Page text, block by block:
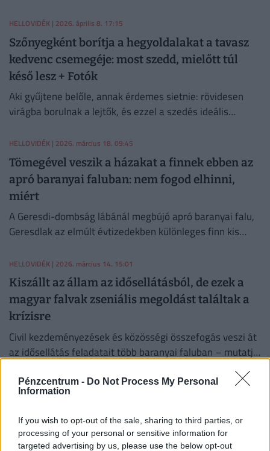
Pénzcentrum - Do Not Process My Personal
Information
If you wish to opt-out of the sale, sharing to third parties, or
processing of your personal or sensitive information for
targeted advertising by us, please use the below opt-out
HELLOVIDÉK | 2026. április 8. 17:15
Szőnyegként borítja a hegyoldalakat a tavasz
kedvenc csemegéje: most szedd, mielőtt túl
késő lesz + Fotók
Aki gyűjtene belőle, annak érdemes sietnie: rövidesen
virágba borulnak a lejtők, és ezzel a szedés ideális
HELLOVIDÉK | 2026. március 18. 09:45
Tömegével veszik a házakat a finnek ebben az
apró baranyai faluban: nem fogod elhinni,
miért
A Geresdi-dombság lábánál megbújó apró baranyai falu,
Geresdlak az elmúlt évtizedekben különleges finn kis
HELLOVIDÉK | 2026. március 14. 15:01
Kiszállt az állam az idősellátásból, de ezek a
magyar falvak zseniális megoldást találtak a
krízisre
Civil kezdeményezések és közösségi összefogás veszi át
az idősellátás feladatait több baranyai faluban – mutatja
HELLOVIDÉK| 2026. március 2. 15:15
vidék vadállománya is veszélybe kerülhet
Január végén kezdődött el a hullajtott agancsok gyűjtési